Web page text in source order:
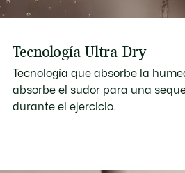
Tecnología Ultra Dry
Tecnología que absorbe la
absorbe el sudor para una
durante el ejercicio.